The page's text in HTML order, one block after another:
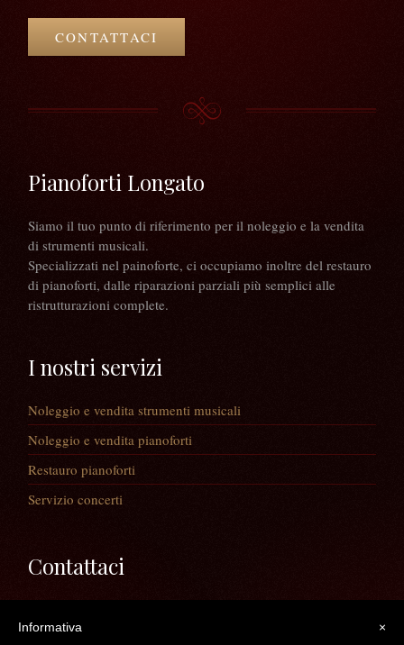
CONTATTACI
Pianoforti Longato
Siamo il tuo punto di riferimento per il noleggio e la vendita
di strumenti musicali.
Specializzati nel painoforte, ci occupiamo inoltre del restauro
di pianoforti, dalle riparazioni parziali più semplici alle
ristrutturazioni complete.
I nostri servizi
Noleggio e vendita strumenti musicali
Noleggio e vendita pianoforti
Restauro pianoforti
Servizio concerti
Contattaci
30020 Noventa di Piave (VE)
×
Informativa